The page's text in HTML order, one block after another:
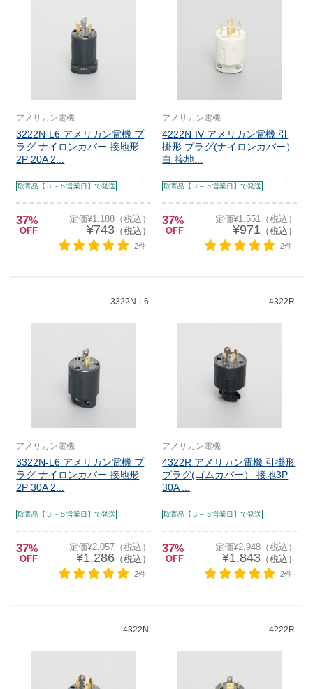
アメリカン電機
3222N-L6 アメリカン電機 プ
ラグ ナイロンカバー 接地形
2P 20A 2...
取寄品【３～５営業日】で発送
37%
OFF
定価¥1,188（税込）
¥743（税込）
2件
アメリカン電機
4222N-IV アメリカン電機 引
掛形 プラグ(ナイロンカバー）
白 接地...
取寄品【３～５営業日】で発送
37%
OFF
定価¥1,551（税込）
¥971 （税込）
2件
3322N-L6
アメリカン電機
3322N-L6 アメリカン電機 プ
ラグ ナイロンカバー 接地形
2P 30A 2...
取寄品【３～５営業日】で発送
37%
OFF
定価¥2,057（税込）
¥1,286（税込）
2件
4322R
アメリカン電機
4322R アメリカン電機 引掛形
プラグ(ゴムカバー） 接地3P
30A ...
取寄品【３～５営業日】で発送
37%
OFF
定価¥2,948（税込）
¥1,843（税込）
2件
4322N 4222R